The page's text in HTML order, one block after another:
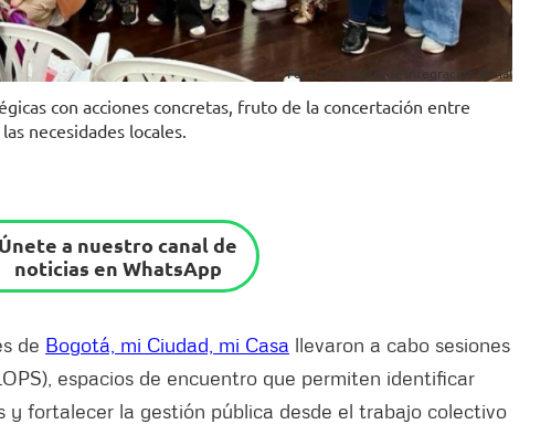
Foto: Secretaría de Integración Social
con acciones concretas, fruto de la concertación entre
necesidades locales.
Únete a nuestro canal de
noticias en WhatsApp
de Bogotá, mi Ciudad, mi Casa llevaron a cabo sesiones
espacios de encuentro que permiten identificar
y fortalecer la gestión pública desde el trabajo colectivo